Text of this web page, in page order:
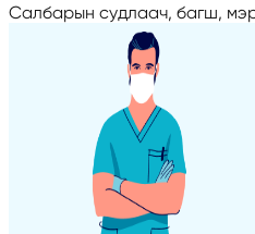
Салбарын судлаач, багш,